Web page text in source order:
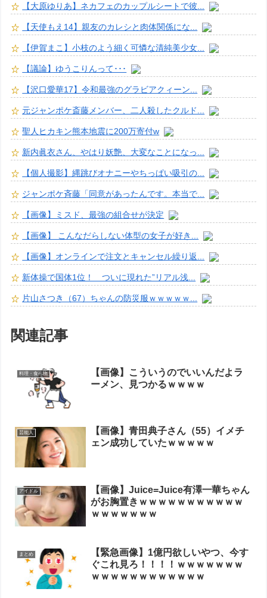
【大原ゆりあ】ネカフェのカップルシートで彼...
【天使もえ14】親友のカレシと肉体関係にな...
【伊賀まこ】小枝のよう細く可憐な清純美少女...
【議論】ゆうこりんって･･･
【沢口愛華17】令和最強のグラビアクィーン...
元ジャンポケ斎藤メンバー、二人殺したクルド...
聖人ヒカキン熊本地震に200万寄付w
新内眞衣さん、やはり妖艶、大変なことになっ...
【個人撮影】縄跳びオナニーやちっぱい吸引の...
ジャンポケ斉藤「同意があったんです。本当で...
【画像】ミスド、最強の組合せが決定
【画像】 こんなだらしない体型の女子が好き...
【画像】オンラインで注文とキャンセル繰り返...
新体操で国体1位！ ついに現れた”リアル浅...
片山さつき（67）ちゃんの防災服ｗｗｗｗｗ...
関連記事
料理・食べ物
【画像】こういうのでいいんだよラ
ーメン、見つかるｗｗｗｗ
芸能人
【画像】青田典子さん（55）イメチ
ェン成功していたｗｗｗｗｗ
アイドル
【画像】Juice=Juice有澤一華ちゃん
がお胸置きｗｗｗｗｗｗｗｗｗｗｗ
ｗｗｗｗｗｗｗ
まとめ
【緊急画像】1億円欲しいやつ、今す
ぐこれ見ろ！！！！ｗｗｗｗｗｗｗ
ｗｗｗｗｗｗｗｗｗｗｗｗ